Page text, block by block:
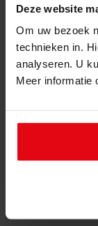
Deze website
Om uw bezoek
technieken in.
analyseren. U
Meer informatie
Inventaris
Bouw
Datering
Bouw boenhok